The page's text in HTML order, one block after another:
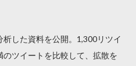
した資料を公開。1,300リツイ
ツイートを比較して、拡散を